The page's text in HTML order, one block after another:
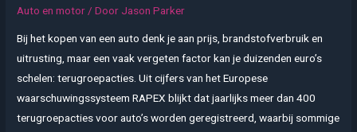
maken
Auto en motor / Door Jason Parker
Bij het kopen van een auto denk je aan prijs, brandstofverbruik en
uitrusting, maar een vaak vergeten factor kan je duizenden euro’s
schelen: terugroepacties. Uit cijfers van het Europese
waarschuwingssysteem RAPEX blijkt dat jaarlijks meer dan 400
terugroepacties voor auto’s worden geregistreerd, waarbij sommige